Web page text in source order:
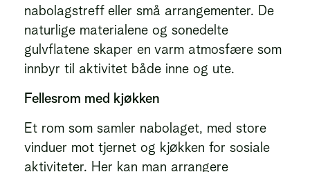
nabolagstreff eller små arrangementer. De
naturlige materialene og sonedelte
gulvflatene skaper en varm atmosfære som
innbyr til aktivitet både inne og ute.
Fellesrom med kjøkken
Et rom som samler nabolaget, med store
vinduer mot tjernet og kjøkken for sosiale
aktiviteter. Her kan man arrangere